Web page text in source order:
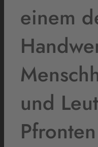
einem
und
Pfronten